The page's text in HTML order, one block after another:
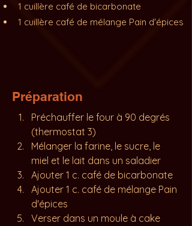
1 cuillère café de bicarbonate
1 cuillère café de mélange Pain d'épices
Préparation
Préchauffer le four à 90 degrés
(thermostat 3)
Mélanger la farine, le sucre, le
miel et le lait dans un saladier
Ajouter 1 c. café de bicarbonate
Ajouter 1 c. café de mélange Pain
d'épices
Verser dans un moule à cake